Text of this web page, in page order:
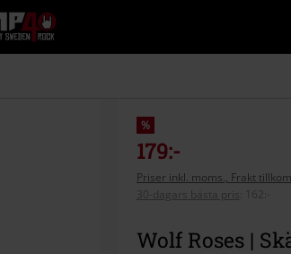
EMP
-
Musik,
%
179:-
Priser inkl. moms., Frakt
30-dagars bästa pris
162:-
Wolf Roses |